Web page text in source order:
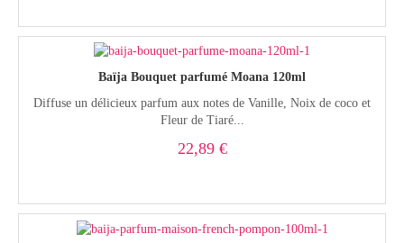
Baïja Bouquet parfumé Moana 120ml
Diffuse un délicieux parfum aux notes de Vanille, Noix de coco et
Fleur de Tiaré...
22,89 €